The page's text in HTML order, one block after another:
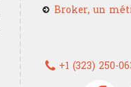
Broker, un
+1 (323)